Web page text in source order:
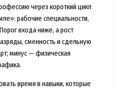
через короткий цикл
рабочие специальности,
входа ниже, а рост
сменность и сдельную
минус — физическая
время в навыки, которые